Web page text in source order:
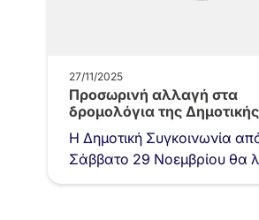
27/11/2025
Προσωρινή αλλαγή στα
δρομολόγια της Δημοτικής
Συγκοινωνίας
Η Δημοτική Συγκοινωνία
Σάββατο 29 Νοεμβρίου θα
προσωρινά κάθε Σάββατο